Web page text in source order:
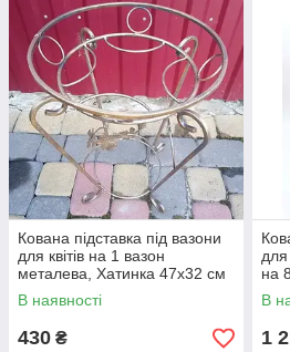
Кована підставка під вазони
для квітів на 1 вазон
металева, Хатинка 47х32 см
В наявності
430 ₴
для
на
В
1